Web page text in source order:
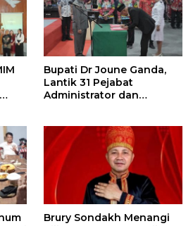
Bupati Dr Joune Ganda,
Lantik 31 Pejabat
Administrator dan
Brury Sondakh Menangi